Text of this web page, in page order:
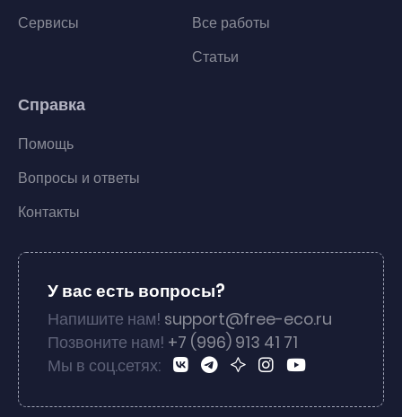
Сервисы
Все работы
Статьи
Справка
Помощь
Вопросы и ответы
Контакты
У вас есть вопросы?
Напишите нам! support@free-eco.ru
Позвоните нам! +7 (996) 913 41 71
Мы в соц.сетях: